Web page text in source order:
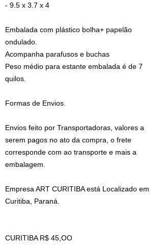
- 9.5 x 3.7 x 4
Embalada com plástico bolha+ papelão
ondulado.
Acompanha parafusos e buchas
Peso médio para estante embalada é de 7
quilos.
Formas de Envios.
Envios feito por Transportadoras, valores a
serem pagos no ato da compra, o frete
corresponde com ao transporte e mais a
embalagem.
Empresa ART CURITIBA está Localizado em
Curitiba, Paraná.
CURITIBA R$ 45,OO